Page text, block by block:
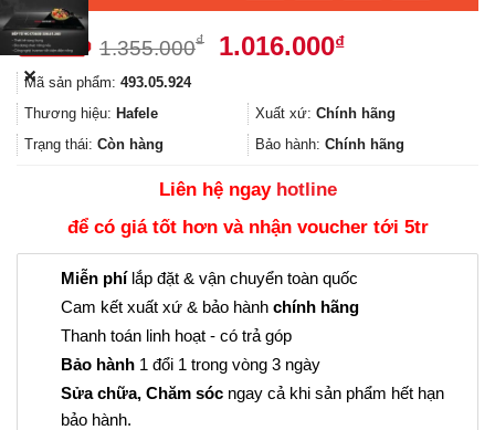
1.355.000₫
Giá
1.355.000₫.
1.016.000₫Giá
là:
1.016.000₫.
Mã sản phẩm: 493.05.924
Thương hiệu: Hafele Xuất xứ: Chính hãng
Trạng thái: Còn hàng Bảo hành: Chính hãng
Liên hệ ngay hotline
để có giá tốt hơn và nhận voucher tới 5tr
Miễn phílắp đặt & vận chuyển toàn quốc
Cam kết xuất xứ & bảo hành chính hãng
Thanh toán linh hoạt - có trả góp
Bảo hành 1 đổi 1 trong vòng 3 ngày
Sửa chữa, Chăm sóc ngay cả khi sản phẩm hết hạn
bảo hành.
✕